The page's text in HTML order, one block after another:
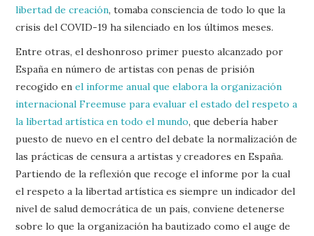
libertad de creación, tomaba consciencia de todo lo que la
crisis del COVID-19 ha silenciado en los últimos meses.
Entre otras, el deshonroso primer puesto alcanzado por
España en número de artistas con penas de prisión
recogido enel informe anual que elabora la organización
internacional Freemuse para evaluar el estado del respeto a
la libertad artística en todo el mundo, que debería haber
puesto de nuevo en el centro del debate la normalización de
las prácticas de censura a artistas y creadores en España.
Partiendo de la reflexión que recoge el informe por la cual
el respeto a la libertad artística es siempre un indicador del
nivel de salud democrática de un país, conviene detenerse
sobre lo que la organización ha bautizado como el auge de